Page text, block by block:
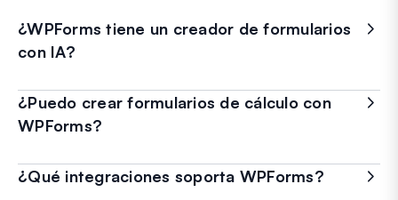
¿WPForms tiene un creador de formularios
con IA?
¿Puedo crear formularios de cálculo con
WPForms?
¿Qué integraciones soporta WPForms?